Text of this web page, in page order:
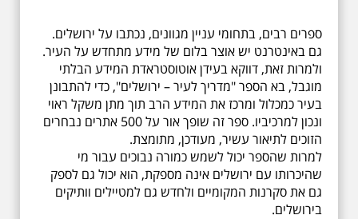
ספרים רבים, בתחומי עניין מגוונים, נכתבו על ירושלים.
גם באינטרנט יש אוצר בלום של מידע מתחדש על העיר.
ולמרות זאת, דווקא בעידן אוטוסטראדת המידע הבלתי
מוגבל, בא הספר "מדריך לעיר – ירושלים", כדי להתבונן
בעיר כמכלול ומרכז את המידע הרב תוך מתן משקל ראוי
ונכון למרכיביו. ספר זה שופך אור על 500 אתרים נבחרים
הזוכים לתיאור עשיר, מעודכן, מתומצת.
למרות שהספר יכול לשמש כמורה נבוכים עבור מי
שהיכרותו עם ירושלים אינה מספקת, הוא יכול גם לספק
גם את סקרנות המקומיים ולחדש גם למטיילים וותיקים
בירושלים.